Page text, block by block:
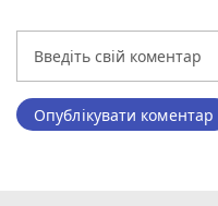
Опублікувати коментар